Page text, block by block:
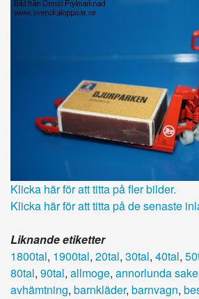
Klicka här för att titta på fler bilder.
Klicka här för att titta på de senaste
Liknande etiketter
1800tal, 1900tal, 20tal, 30tal, 40tal,
80tal, 90tal, allmoge, annorlunda
avhämtning, barnkläder, barnvagn,